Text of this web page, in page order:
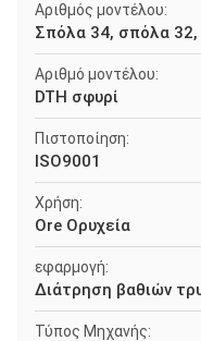
Αριθμός μοντέλου:
Σπόλα 34, σπόλα 32,
Αριθμό μοντέλου:
DTH σφυρί
Πιστοποίηση:
ISO9001
Χρήση:
Ore Ορυχεία
εφαρμογή:
Διάτρηση βαθιών
Τύπος Μηχανής: